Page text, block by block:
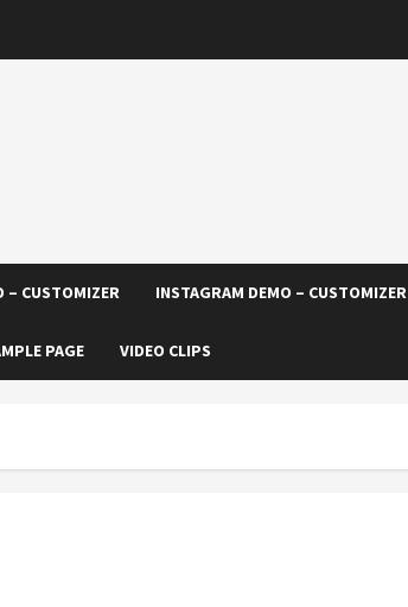
– CUSTOMIZER INSTAGRAM DEMO – CUSTOMIZER
PAGE VIDEO CLIPS